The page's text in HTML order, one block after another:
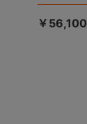
￥56,100